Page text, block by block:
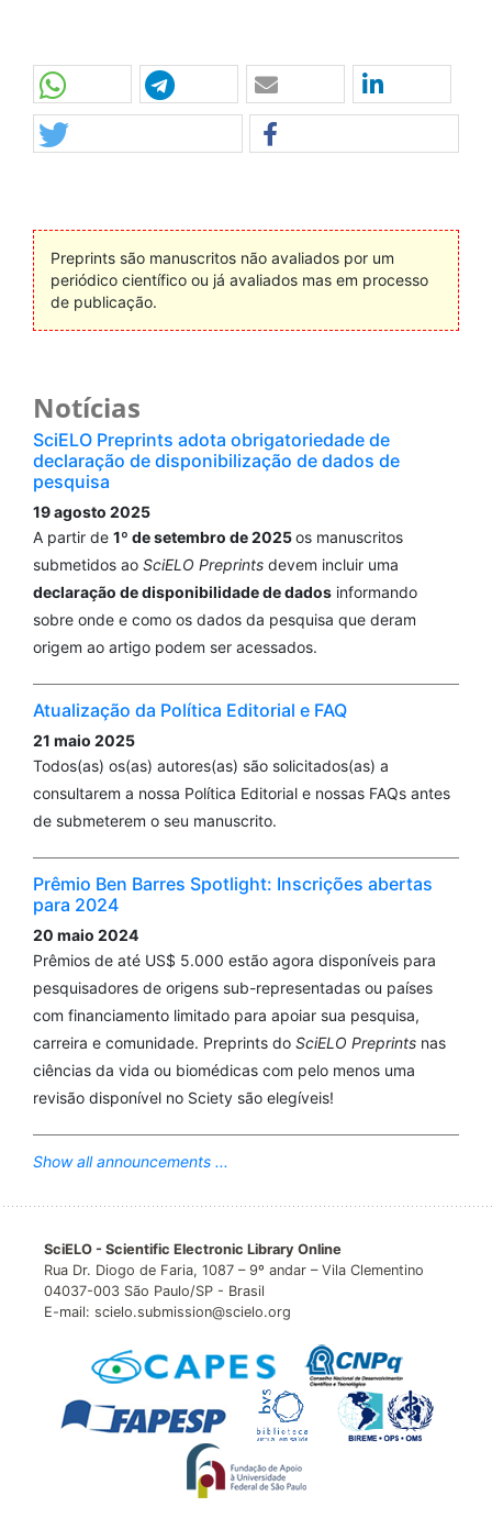
Preprints são manuscritos não avaliados por um
periódico científico ou já avaliados mas em processo
de publicação.
Notícias
SciELO Preprints adota obrigatoriedade de
declaração de disponibilização de dados de
pesquisa
19 agosto 2025
A partir de 1º de setembro de 2025os manuscritos
submetidos ao SciELO Preprints devem incluir uma
declaração de disponibilidade de dados informando
sobre onde e como os dados da pesquisa que deram
origem ao artigo podem ser acessados.
Atualização da Política Editorial e FAQ
21 maio 2025
Todos(as) os(as) autores(as) são solicitados(as) a
consultarem a nossa Política Editorial e nossas FAQs antes
de submeterem o seu manuscrito.
Prêmio Ben Barres Spotlight: Inscrições abertas
para 2024
20 maio 2024
Prêmios de até US$ 5.000 estão agora disponíveis para
pesquisadores de origens sub-representadas ou países
com financiamento limitado para apoiar sua pesquisa,
carreira e comunidade. Preprints do SciELO Preprints nas
ciências da vida ou biomédicas com pelo menos uma
revisão disponível no Sciety são elegíveis!
Show all announcements ...
SciELO - Scientific Electronic Library Online
Rua Dr. Diogo de Faria, 1087 – 9º andar – Vila Clementino
04037-003 São Paulo/SP - Brasil
E-mail: scielo.submission@scielo.org